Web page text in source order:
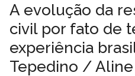
A evolução da
civil por fato de
experiência
Tepedino /